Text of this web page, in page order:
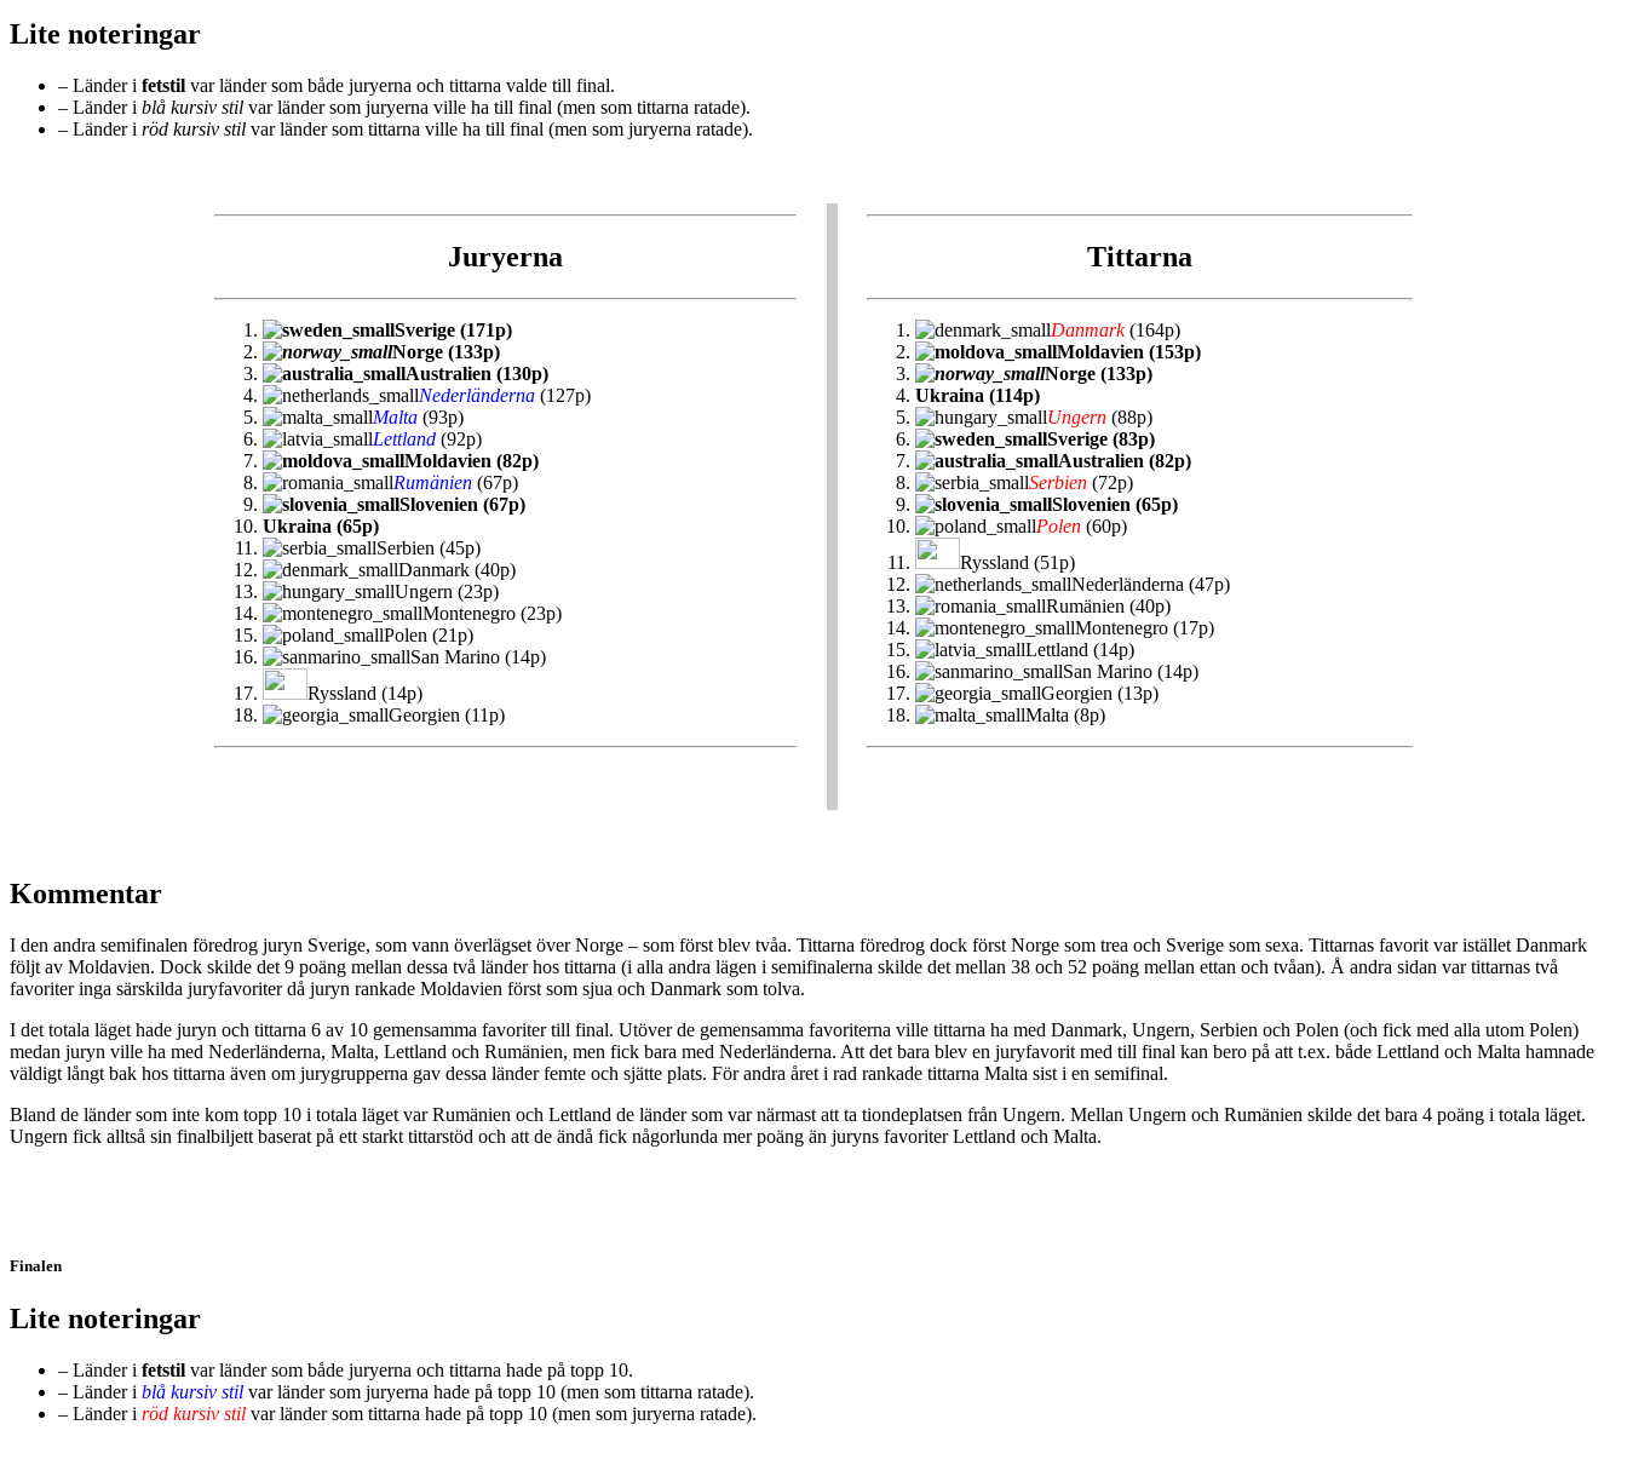
Lite noteringar
– Länder i fetstil var länder som både juryerna och tittarna valde till final.
– Länder i blå kursiv stil var länder som juryerna ville ha till final (men som tittarna ratade).
– Länder i röd kursiv stil var länder som tittarna ville ha till final (men som juryerna ratade).
Juryerna
Sverige (171p)
Norge (133p)
Australien (130p)
Nederländerna (127p)
Malta (93p)
Lettland (92p)
Moldavien (82p)
Rumänien (67p)
Slovenien (67p)
Ukraina (65p)
Serbien (45p)
Danmark (40p)
Ungern (23p)
Montenegro (23p)
Polen (21p)
San Marino (14p)
Ryssland (14p)
Georgien (11p)
Tittarna
Danmark(164p)
Moldavien (153p)
Norge (133p)
Ukraina (114p)
Ungern (88p)
Sverige (83p)
Australien (82p)
Serbien (72p)
Slovenien (65p)
Polen (60p)
Ryssland (51p)
Nederländerna (47p)
Rumänien (40p)
Montenegro (17p)
Lettland (14p)
San Marino (14p)
Georgien (13p)
Malta (8p)
Kommentar
I den andra semifinalen föredrog juryn Sverige, som vann överlägset över Norge – som först blev tvåa. Tittarna föredrog dock först Norge som trea och Sverige som sexa. Tittarnas favorit var istället Danmark
följt av Moldavien. Dock skilde det 9 poäng mellan dessa två länder hos tittarna (i alla andra lägen i semifinalerna skilde det mellan 38 och 52 poäng mellan ettan och tvåan). Å andra sidan var tittarnas två
favoriter inga särskilda juryfavoriter då juryn rankade Moldavien först som sjua och Danmark som tolva.
I det totala läget hade juryn och tittarna 6 av 10 gemensamma favoriter till final. Utöver de gemensamma favoriterna ville tittarna ha med Danmark, Ungern, Serbien och Polen (och fick med alla utom Polen)
medan juryn ville ha med Nederländerna, Malta, Lettland och Rumänien, men fick bara med Nederländerna. Att det bara blev en juryfavorit med till final kan bero på att t.ex. både Lettland och Malta hamnade
väldigt långt bak hos tittarna även om jurygrupperna gav dessa länder femte och sjätte plats. För andra året i rad rankade tittarna Malta sist i en semifinal.
Bland de länder som inte kom topp 10 i totala läget var Rumänien och Lettland de länder som var närmast att ta tiondeplatsen från Ungern. Mellan Ungern och Rumänien skilde det bara 4 poäng i totala läget.
Ungern fick alltså sin finalbiljett baserat på ett starkt tittarstöd och att de ändå fick någorlunda mer poäng än juryns favoriter Lettland och Malta.
Finalen
Lite noteringar
– Länder i fetstil var länder som både juryerna och tittarna hade på topp 10.
– Länder i blå kursiv stil var länder som juryerna hade på topp 10 (men som tittarna ratade).
– Länder i röd kursiv stil var länder som tittarna hade på topp 10 (men som juryerna ratade).